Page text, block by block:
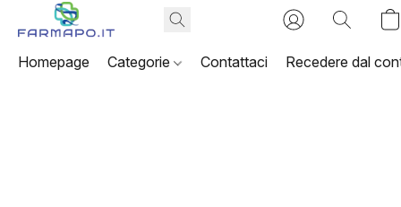
Homepage Categorie Contattaci Recedere dal